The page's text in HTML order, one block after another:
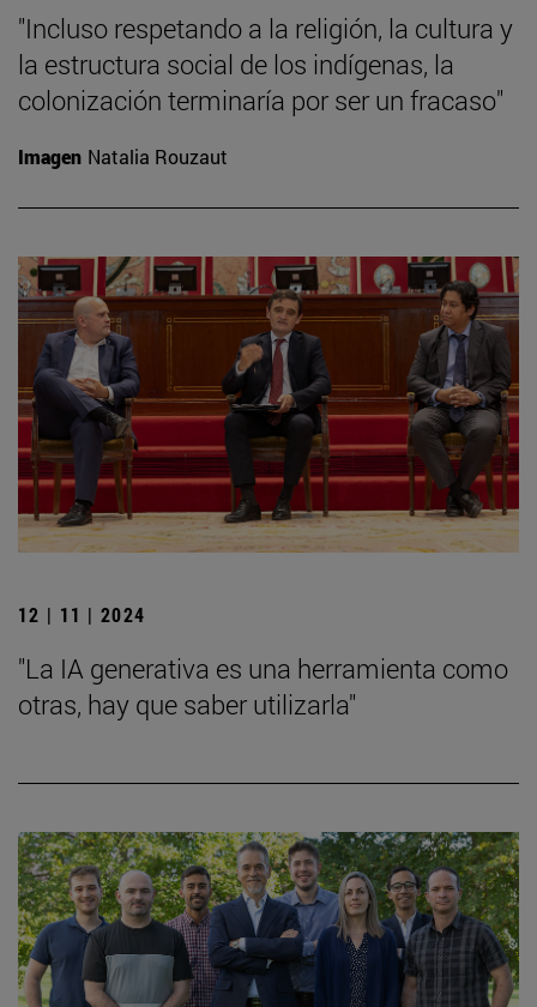
"Incluso respetando a la religión, la cultura y
la estructura social de los indígenas, la
colonización terminaría por ser un fracaso"
Imagen Natalia Rouzaut
12 | 11 | 2024
"La IA generativa es una herramienta como
otras, hay que saber utilizarla"